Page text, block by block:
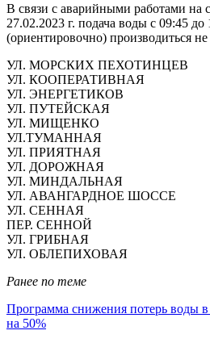
В связи с аварийными работами на
27.02.2023 г. подача воды c 09:45 до
(ориентировочно) производиться
УЛ. МОРСКИХ ПЕХОТИНЦЕВ
УЛ. КООПЕРАТИВНАЯ
УЛ. ЭНЕРГЕТИКОВ
УЛ. ПУТЕЙСКАЯ
УЛ. МИЩЕНКО
УЛ.ТУМАННАЯ
УЛ. ПРИЯТНАЯ
УЛ. ДОРОЖНАЯ
УЛ. МИНДАЛЬНАЯ
УЛ. АВАНГАРДНОЕ ШОССЕ
УЛ. СЕННАЯ
ПЕР. СЕННОЙ
УЛ. ГРИБНАЯ
УЛ. ОБЛЕПИХОВАЯ
Ранее по теме
Программа снижения потерь воды
на 50%